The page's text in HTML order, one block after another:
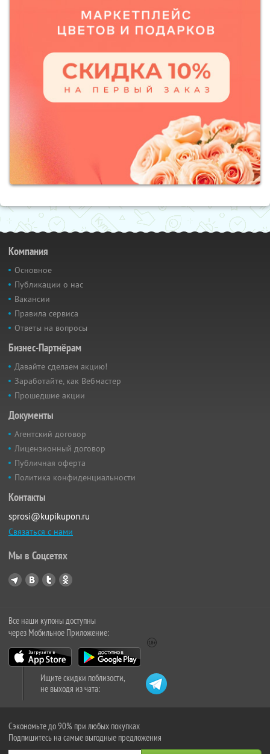
Компания
Основное
Публикации о нас
Вакансии
Правила сервиса
Ответы на вопросы
Бизнес-Партнёрам
Давайте сделаем акцию!
Заработайте, как Вебмастер
Прошедшие акции
Документы
Агентский договор
Лицензионный договор
Публичная оферта
Политика конфиденциальности
Контакты
sprosi@kupikupon.ru
Связаться с нами
Мы в Соцсетях
Все наши купоны доступны
через Мобильное Приложение:
Ищите скидки поблизости,
не выходя из чата:
Сэкономьте до 90% при любых покупках
Подпишитесь на самые выгодные предложения